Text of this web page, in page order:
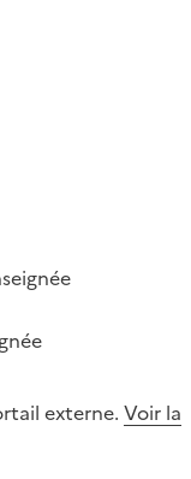
externe. Voir la